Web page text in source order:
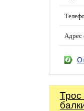
Адрес
Трос